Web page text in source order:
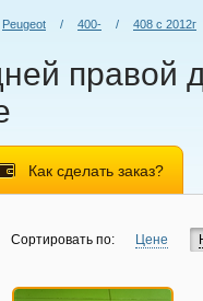
Peugeot / 400- / 408 с 2012г
правой
Как сделать заказ?
Сортировать по: Цене